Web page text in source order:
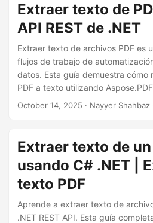
Extraer texto de
API REST de .NET
Extraer texto de archivos PDF es
flujos de trabajo de
datos. Esta guía demuestra cómo
PDF a texto utilizando
que permite a los desarrolladores
a través de una única API REST.
October 14, 2025 · Nayyer Shahbaz
Extraer texto de
usando C# .NET |
texto PDF
Aprende a extraer texto de
.NET REST API. Esta guía